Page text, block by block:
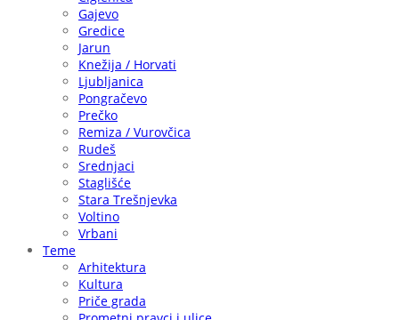
Gajevo
Gredice
Jarun
Knežija / Horvati
Ljubljanica
Pongračevo
Prečko
Remiza / Vurovčica
Rudeš
Srednjaci
Staglišće
Stara Trešnjevka
Voltino
Vrbani
Teme
Arhitektura
Kultura
Priče grada